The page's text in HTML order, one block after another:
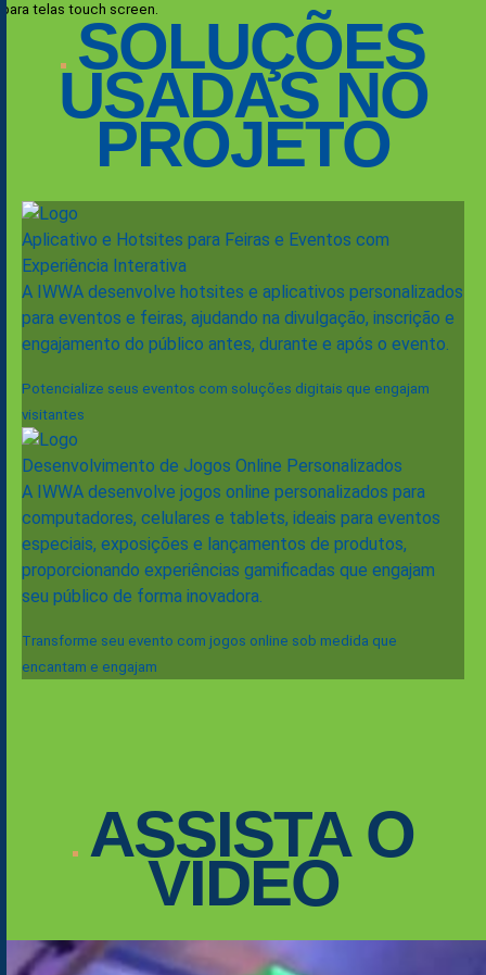
para telas touch screen.
SOLUÇÕES
USADAS NO
PROJETO
Aplicativo e Hotsites para Feiras e Eventos com
Experiência Interativa
A IWWA desenvolve hotsites e aplicativos personalizados
para eventos e feiras, ajudando na divulgação, inscrição e
engajamento do público antes, durante e após o evento.
Potencialize seus eventos com soluções digitais que engajam
visitantes
Desenvolvimento de Jogos Online Personalizados
A IWWA desenvolve jogos online personalizados para
computadores, celulares e tablets, ideais para eventos
especiais, exposições e lançamentos de produtos,
proporcionando experiências gamificadas que engajam
seu público de forma inovadora.
Transforme seu evento com jogos online sob medida que
encantam e engajam
ASSISTA O
VÍDEO